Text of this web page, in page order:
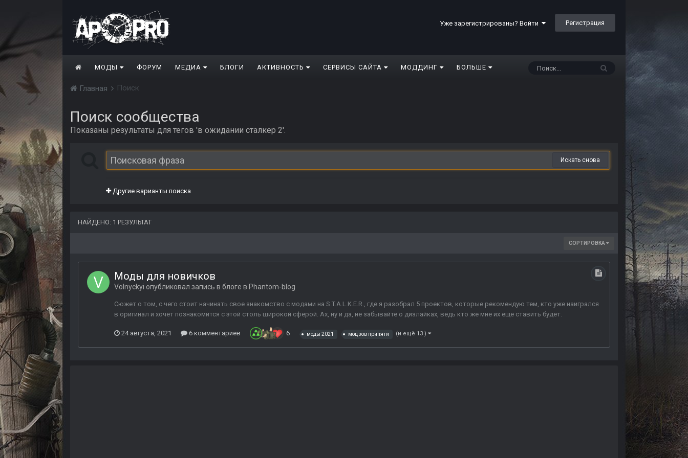
Уже зарегистрированы? Войти Регистрация
МОДЫ ФОРУМ МЕДИА БЛОГИ АКТИВНОСТЬ СЕРВИСЫ САЙТА МОДДИНГ БОЛЬШЕ
Главная Поиск
Поиск сообщества
Показаны результаты для тегов 'в ожидании сталкер 2'.
Искать снова
Другие варианты поиска
НАЙДЕНО: 1 РЕЗУЛЬТАТ
СОРТИРОВКА
Моды для новичков
Volnyckyi опубликовал запись в блоге в Phantom-blog
Сюжет о том, с чего стоит начинать свое знакомство с модами на S.T.A.L.K.E.R., где я разобрал 5 проектов, которые рекомендую тем, кто уже наигрался
в оригинал и хочет познакомится с этой столь широкой сферой. Ах, ну и да, не забывайте о дизлайках, ведь кто же мне их еще ставить будет.
24 августа, 2021 6 комментариев 6 моды 2021 мод зов припяти (и ещё 13 )